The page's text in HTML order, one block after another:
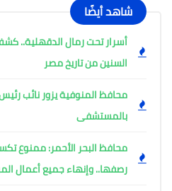
شاهد أيضًا
أسرار تحت رمال الدقهلية..
السنين من تاريخ مصر
محافظ المنوفية يزور نائب
بالمستشفى
محافظ البحر الأحمر: ممنوع
رصفها.. وإنهاء جميع أعمال